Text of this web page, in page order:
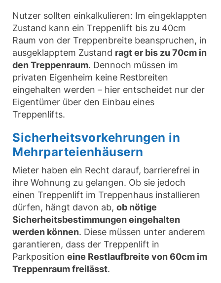
Nutzer sollten einkalkulieren: Im eingeklappten
Zustand kann ein Treppenlift bis zu 40cm
Raum von der Treppenbreite beanspruchen, in
ausgeklapptem Zustand ragt er bis zu 70cm in
den Treppenraum. Dennoch müssen im
privaten Eigenheim keine Restbreiten
eingehalten werden – hier entscheidet nur der
Eigentümer über den Einbau eines
Treppenlifts.
Sicherheitsvorkehrungen in
Mehrparteienhäusern
Mieter haben ein Recht darauf, barrierefrei in
ihre Wohnung zu gelangen. Ob sie jedoch
einen Treppenlift im Treppenhaus installieren
dürfen, hängt davon ab, ob nötige
Sicherheitsbestimmungen eingehalten
werden können. Diese müssen unter anderem
garantieren, dass der Treppenlift in
Parkposition eine Restlaufbreite von 60cm im
Treppenraum freilässt.